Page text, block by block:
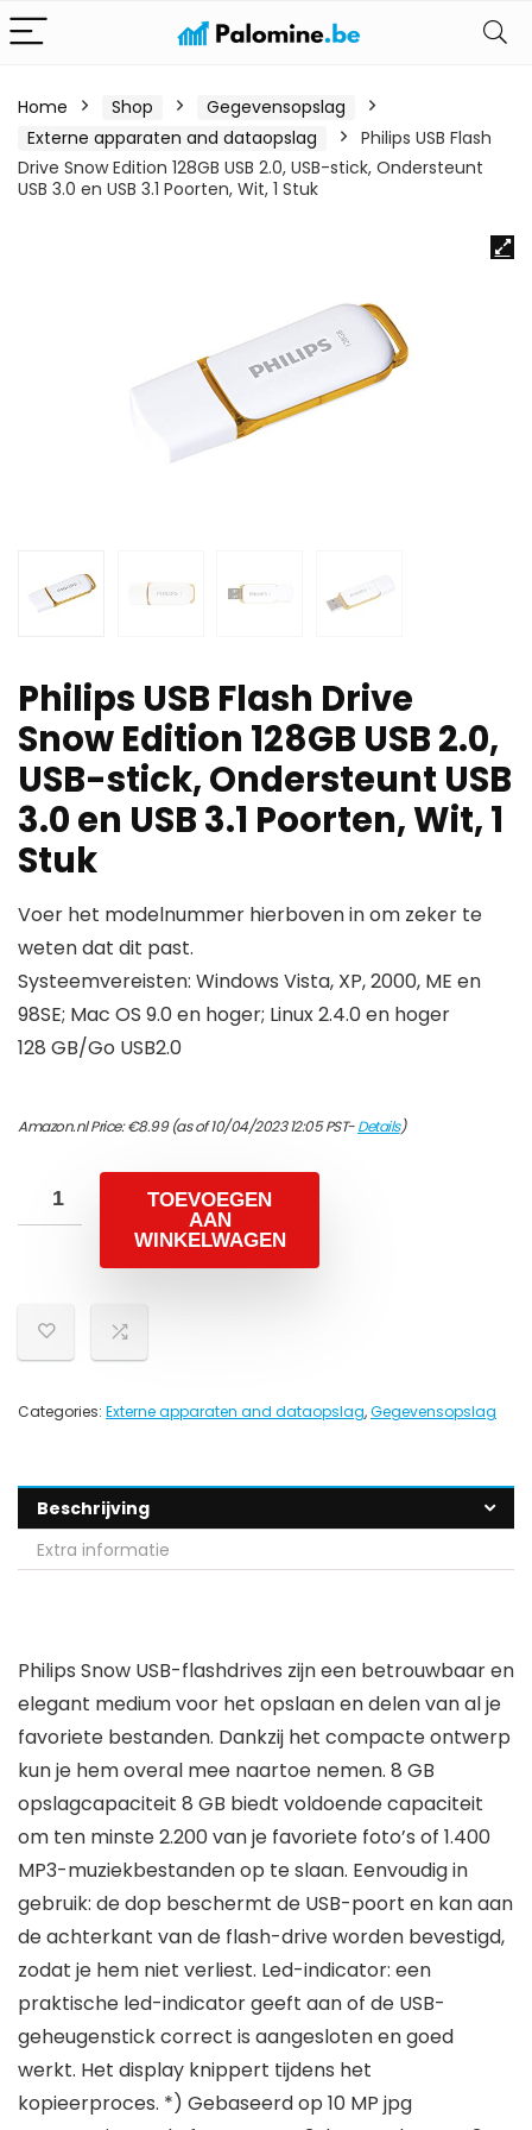
Home Shop
Gegevensopslag
Externe apparaten and dataopslag
Philips USB Flash
Drive Snow Edition 128GB USB 2.0, USB-stick, Ondersteunt
USB 3.0 en USB 3.1 Poorten, Wit, 1 Stuk
Philips USB Flash Drive
Snow Edition 128GB USB 2.0,
USB-stick, Ondersteunt USB
3.0 en USB 3.1 Poorten, Wit, 1
Stuk
Voer het modelnummer hierboven in om zeker te
weten dat dit past.
Systeemvereisten: Windows Vista, XP, 2000, ME en
98SE; Mac OS 9.0 en hoger; Linux 2.4.0 en hoger
128 GB/Go USB2.0
Amazon.nl Price:€8.99(as of 10/04/2023 12:05 PST-Details)
TOEVOEGEN
AAN
WINKELWAGEN
Categories: Externe apparaten and dataopslag,Gegevensopslag
Beschrijving
Extra informatie
Philips Snow USB-flashdrives zijn een betrouwbaar en
elegant medium voor het opslaan en delen van al je
favoriete bestanden. Dankzij het compacte ontwerp
kun je hem overal mee naartoe nemen. 8 GB
opslagcapaciteit 8 GB biedt voldoende capaciteit
om ten minste 2.200 van je favoriete foto’s of 1.400
MP3-muziekbestanden op te slaan. Eenvoudig in
gebruik: de dop beschermt de USB-poort en kan aan
de achterkant van de flash-drive worden bevestigd,
zodat je hem niet verliest. Led-indicator: een
praktische led-indicator geeft aan of de USB-
geheugenstick correct is aangesloten en goed
werkt. Het display knippert tijdens het
kopieerproces. *) Gebaseerd op 10 MP jpg